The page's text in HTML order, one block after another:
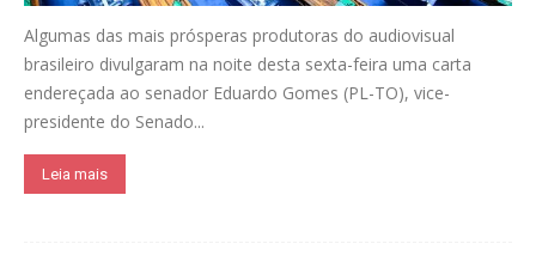
Algumas das mais prósperas produtoras do audiovisual
brasileiro divulgaram na noite desta sexta-feira uma carta
endereçada ao senador Eduardo Gomes (PL-TO), vice-
presidente do Senado...
Leia mais